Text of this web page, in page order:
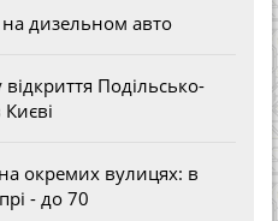
дизельном авто
Подільсько-
окремих вулицях: в
- до 70